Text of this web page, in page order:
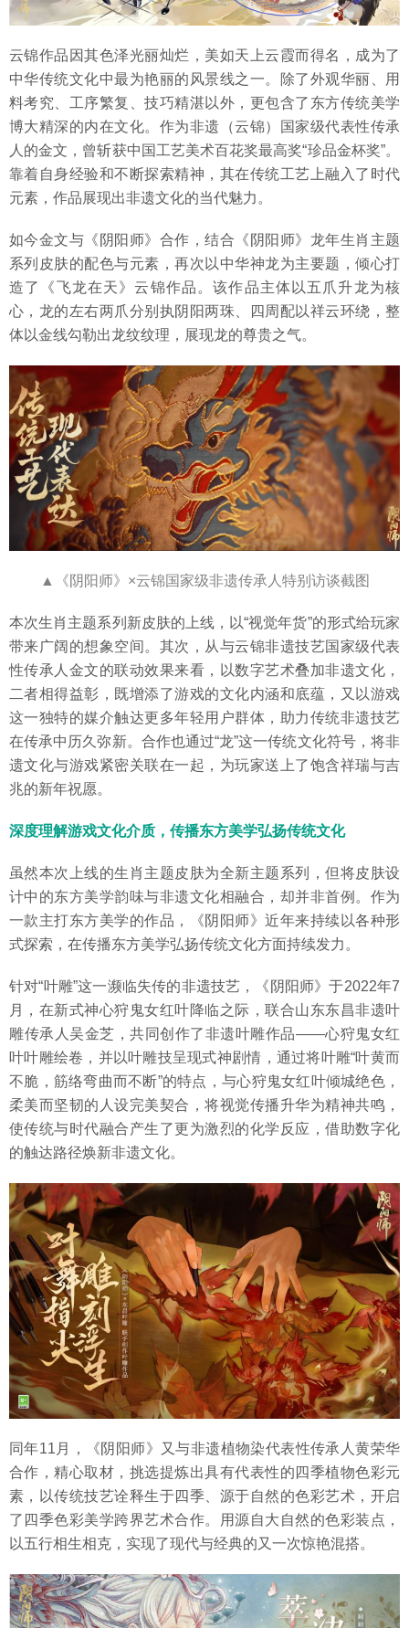
云锦作品因其色泽光丽灿烂，美如天上云霞而得名，成为了
中华传统文化中最为艳丽的风景线之一。除了外观华丽、用
料考究、工序繁复、技巧精湛以外，更包含了东方传统美学
博大精深的内在文化。作为非遗（云锦）国家级代表性传承
人的金文，曾斩获中国工艺美术百花奖最高奖“珍品金杯奖”。
靠着自身经验和不断探索精神，其在传统工艺上融入了时代
元素，作品展现出非遗文化的当代魅力。
如今金文与《阴阳师》合作，结合《阴阳师》龙年生肖主题
系列皮肤的配色与元素，再次以中华神龙为主要题，倾心打
造了《飞龙在天》云锦作品。该作品主体以五爪升龙为核
心，龙的左右两爪分别执阴阳两珠、四周配以祥云环绕，整
体以金线勾勒出龙纹纹理，展现龙的尊贵之气。
▲《阴阳师》×云锦国家级非遗传承人特别访谈截图
本次生肖主题系列新皮肤的上线，以“视觉年货”的形式给玩家
带来广阔的想象空间。其次，从与云锦非遗技艺国家级代表
性传承人金文的联动效果来看，以数字艺术叠加非遗文化，
二者相得益彰，既增添了游戏的文化内涵和底蕴，又以游戏
这一独特的媒介触达更多年轻用户群体，助力传统非遗技艺
在传承中历久弥新。合作也通过“龙”这一传统文化符号，将非
遗文化与游戏紧密关联在一起，为玩家送上了饱含祥瑞与吉
兆的新年祝愿。
深度理解游戏文化介质，传播东方美学弘扬传统文化
虽然本次上线的生肖主题皮肤为全新主题系列，但将皮肤设
计中的东方美学韵味与非遗文化相融合，却并非首例。作为
一款主打东方美学的作品，《阴阳师》近年来持续以各种形
式探索，在传播东方美学弘扬传统文化方面持续发力。
针对“叶雕”这一濒临失传的非遗技艺，《阴阳师》于2022年7
月，在新式神心狩鬼女红叶降临之际，联合山东东昌非遗叶
雕传承人吴金芝，共同创作了非遗叶雕作品——心狩鬼女红
叶叶雕绘卷，并以叶雕技呈现式神剧情，通过将叶雕“叶黄而
不脆，筋络弯曲而不断”的特点，与心狩鬼女红叶倾城绝色，
柔美而坚韧的人设完美契合，将视觉传播升华为精神共鸣，
使传统与时代融合产生了更为激烈的化学反应，借助数字化
的触达路径焕新非遗文化。
同年11月，《阴阳师》又与非遗植物染代表性传承人黄荣华
合作，精心取材，挑选提炼出具有代表性的四季植物色彩元
素，以传统技艺诠释生于四季、源于自然的色彩艺术，开启
了四季色彩美学跨界艺术合作。用源自大自然的色彩装点，
以五行相生相克，实现了现代与经典的又一次惊艳混搭。